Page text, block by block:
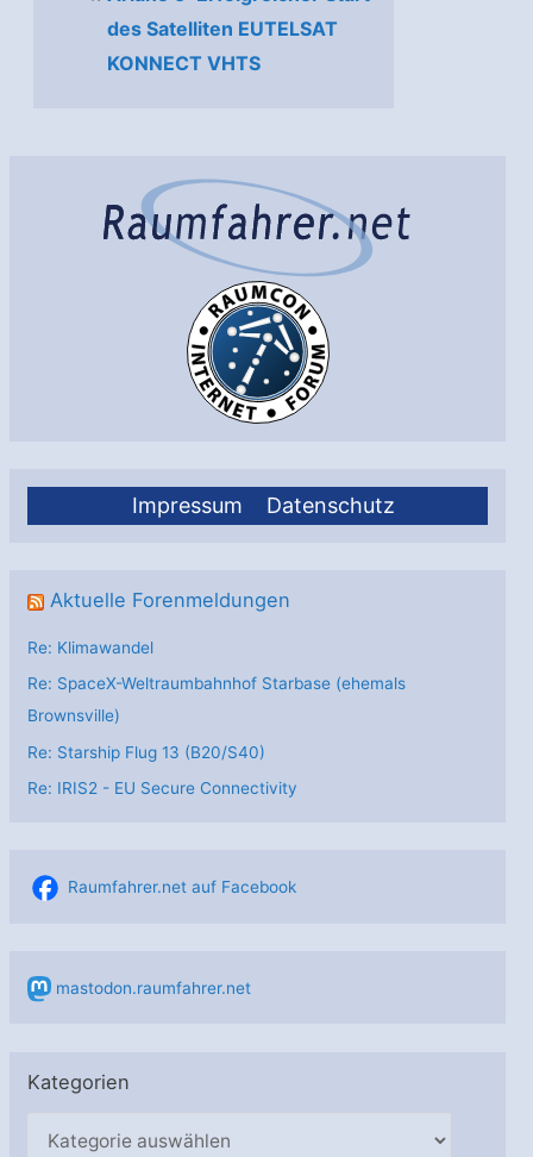
Impressum Datenschutz
Aktuelle Forenmeldungen
Re: Klimawandel
Re: SpaceX-Weltraumbahnhof Starbase (ehemals
Brownsville)
Re: Starship Flug 13 (B20/S40)
Re: IRIS2 - EU Secure Connectivity
Raumfahrer.net auf Facebook
mastodon.raumfahrer.net
Kategorien
des Satelliten EUTELSAT
KONNECT VHTS